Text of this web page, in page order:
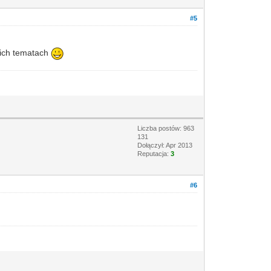
#5
tematach
Liczba postów: 963
131
Dołączył: Apr 2013
Reputacja:3
#6